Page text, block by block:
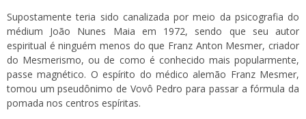
Supostamente teria sido canalizada por meio da psicografia do
médium João Nunes Maia em 1972, sendo que seu autor
espiritual é ninguém menos do que Franz Anton Mesmer, criador
do Mesmerismo, ou de como é conhecido mais popularmente,
passe magnético. O espírito do médico alemão Franz Mesmer,
tomou um pseudônimo de Vovô Pedro para passar a fórmula da
pomada nos centros espíritas.